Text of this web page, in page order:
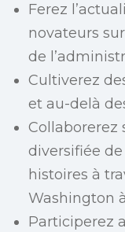
Ferez
novateurs
de
Cultiverez
et au-delà
Collaborerez
diversifiée
histoires à
Washington
Participerez